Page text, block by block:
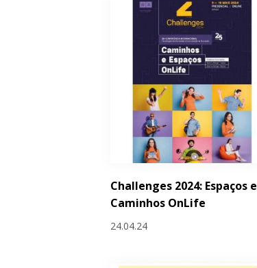
Challenges 2024: Espaços e
Caminhos OnLife
24.04.24